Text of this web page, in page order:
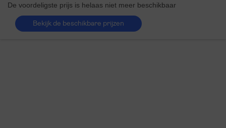
De voordeligste prijs is helaas niet meer beschikbaar
Bekijk de beschikbare prijzen